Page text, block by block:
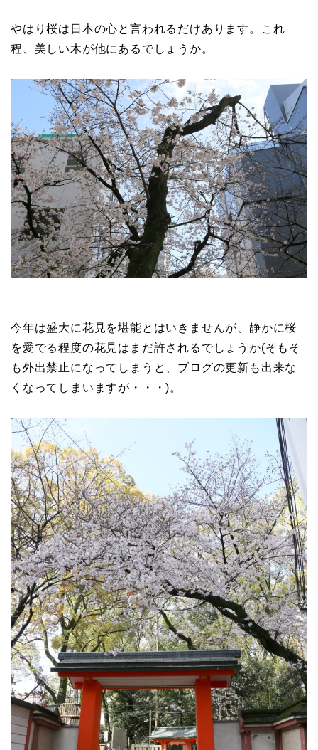
やはり桜は日本の心と言われるだけあります。これ
程、美しい木が他にあるでしょうか。
今年は盛大に花見を堪能とはいきませんが、静かに桜
を愛でる程度の花見はまだ許されるでしょうか(そもそ
も外出禁止になってしまうと、ブログの更新も出来な
くなってしまいますが・・・)。